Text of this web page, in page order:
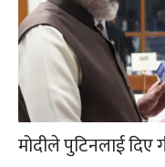
मोदीले पुटिनलाई दिए